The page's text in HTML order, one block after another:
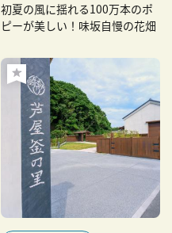
初夏の風に揺れる100万本のポ
ピーが美しい！味坂自慢の花畑